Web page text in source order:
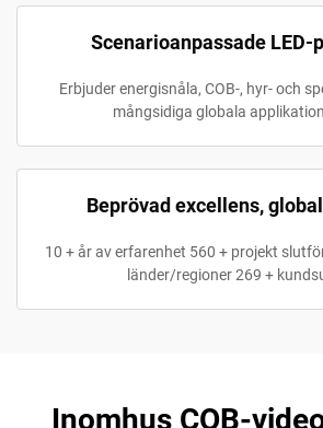
Scenarioanpassade LED-
Erbjuder energisnåla, COB-, hyr- och
mångsidiga globala
Beprövad excellens,
10 + år av erfarenhet 560 + projekt
länder/regioner 269 +
Inomhus COB-